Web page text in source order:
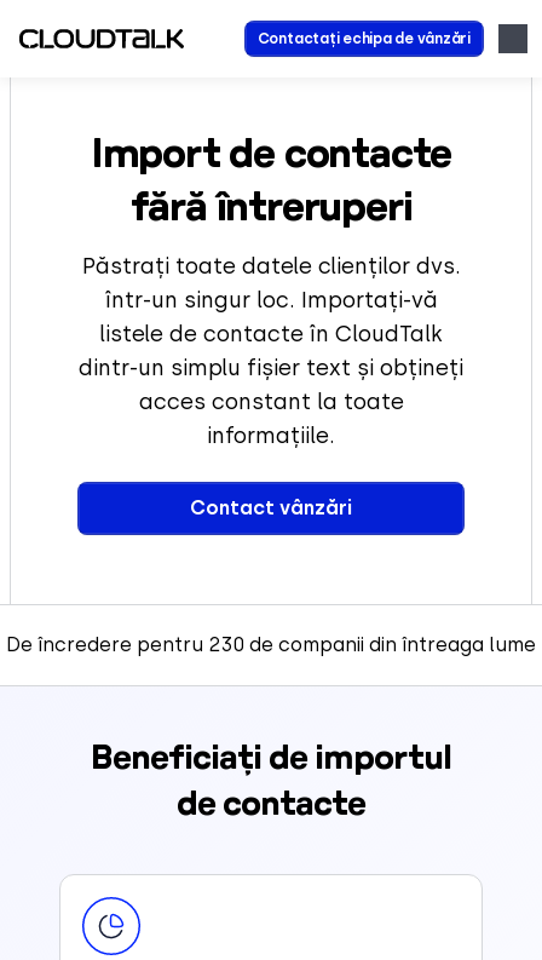
Contactați echipa de vânzări
Import de contacte
fără întreruperi
Păstrați toate datele clienților dvs.
într-un singur loc. Importați-vă
listele de contacte în CloudTalk
dintr-un simplu fișier text și obțineți
acces constant la toate
informațiile.
Contact vânzări
De încredere pentru 230 de companii din întreaga lume
Beneficiați de importul
de contacte